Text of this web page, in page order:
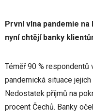
První vlna pandemie na
nyní chtějí banky
Téměř 90 % respondentů
pandemická situace
Nedostatek příjmů na
procent Čechů. Banky